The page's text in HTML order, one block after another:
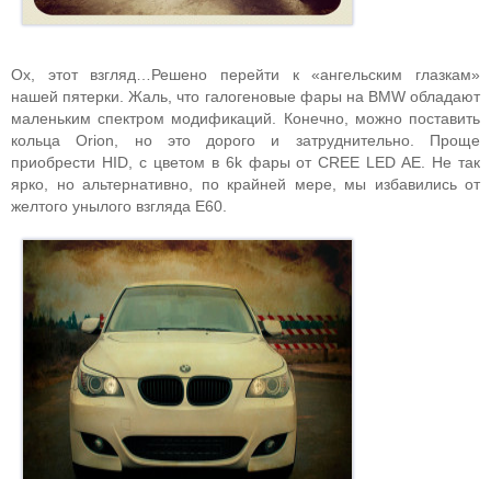
Ох, этот взгляд…Решено перейти к «ангельским глазкам»
нашей пятерки. Жаль, что галогеновые фары на BMW обладают
маленьким спектром модификаций. Конечно, можно поставить
кольца Orion, но это дорого и затруднительно. Проще
приобрести HID, с цветом в 6k фары от CREE LED AE. Не так
ярко, но альтернативно, по крайней мере, мы избавились от
желтого унылого взгляда Е60.